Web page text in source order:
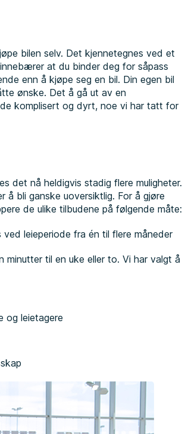
bilen selv. Det kjennetegnes ved et
at du binder deg for såpass
enn å kjøpe seg en bil. Din egen bil
ønske. Det å gå ut av en
komplisert og dyrt, noe vi har tatt for
det nå heldigvis stadig flere muligheter.
å bli ganske uoversiktlig. For å gjøre
de ulike tilbudene på følgende måte:
leieperiode fra én til flere måneder
minutter til en uke eller to. Vi har valgt å
og leietagere